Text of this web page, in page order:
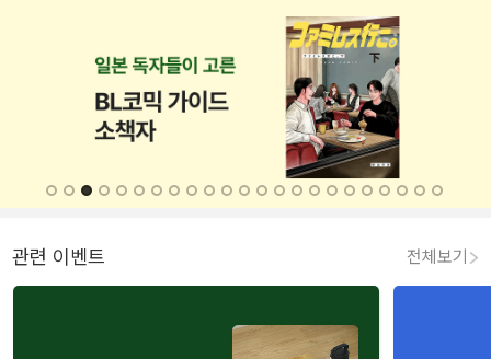
관련 이벤트 전체보기